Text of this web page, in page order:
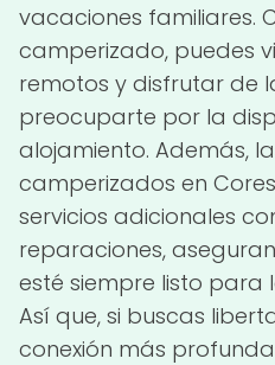
vacaciones familiares.
camperizado, puedes
remotos y disfrutar de
preocuparte por la
alojamiento. Además,
camperizados en
servicios adicionales
reparaciones,
esté siempre listo para
Así que, si buscas
conexión más